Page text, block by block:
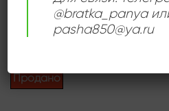
Just Jazz All Stars
1200,00
Первоначальная
цена
составляла
500,00 ₽Текущая
цена:
500,00 ₽.
Продано
@bratka_panya
pasha850@ya.ru